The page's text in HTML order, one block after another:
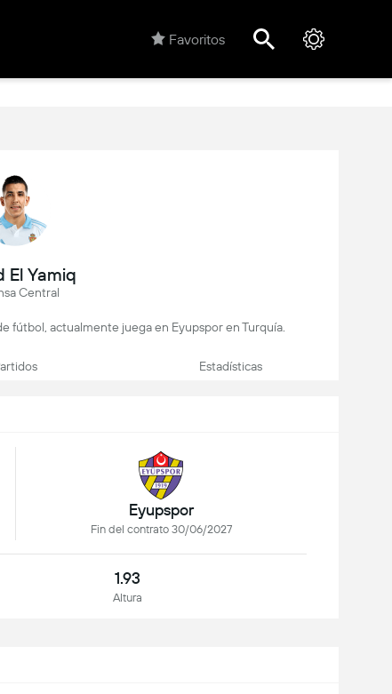
Favoritos
El Yamiq
Central
fútbol, actualmente juega en Eyupspor en Turquía.
Estadísticas
Eyupspor
Fin del contrato 30/06/2027
1.93
Altura